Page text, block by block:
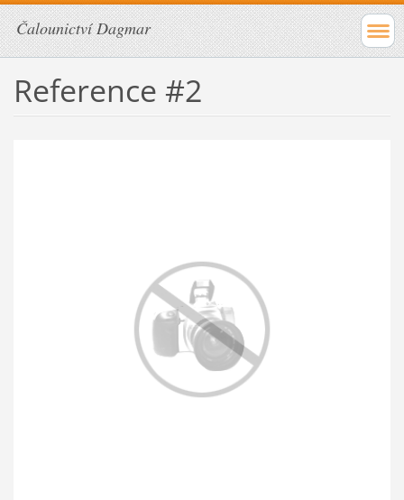
Čalounictví Dagmar
Reference #2